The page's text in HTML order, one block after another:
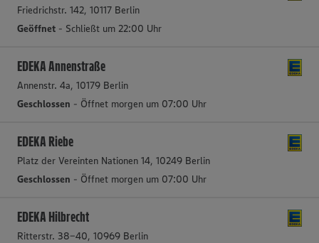
Friedrichstr. 142, 10117 Berlin
Geöffnet - Schließt um 22:00 Uhr
EDEKA Annenstraße
Annenstr. 4a, 10179 Berlin
Geschlossen - Öffnet morgen um 07:00 Uhr
EDEKA Riebe
Platz der Vereinten Nationen 14, 10249 Berlin
Geschlossen - Öffnet morgen um 07:00 Uhr
EDEKA Hilbrecht
Ritterstr. 38-40, 10969 Berlin